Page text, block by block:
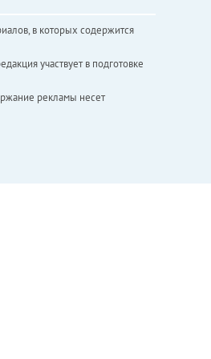
в которых содержится
участвует в подготовке
рекламы несет